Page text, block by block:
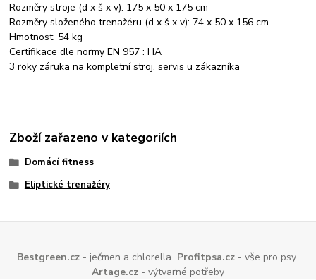
Rozměry stroje (d x š x v): 175 x 50 x 175 cm
Rozměry složeného trenažéru (d x š x v): 74 x 50 x 156 cm
Hmotnost: 54 kg
Certifikace dle normy EN 957 : HA
3 roky záruka na kompletní stroj, servis u zákazníka
Zboží zařazeno v kategoriích
Domácí fitness
Eliptické trenažéry
Bestgreen.cz - ječmen a chlorella Profitpsa.cz - vše pro psy
Artage.cz - výtvarné potřeby